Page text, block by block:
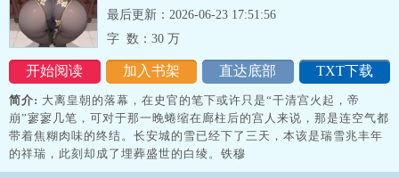
开始阅读 加入书架 直达底部 TXT下载
最后更新：2026-06-23 17:51:56
字 数： 30 万
简介: 大离皇朝的落幕，在史官的笔下或许只是“干清宫火起，帝
崩”寥寥几笔，可对于那一晚蜷缩在廊柱后的宫人来说，那是连空气都
带着焦糊肉味的终结。长安城的雪已经下了三天，本该是瑞雪兆丰年
的祥瑞，此刻却成了埋葬盛世的白绫。铁穆